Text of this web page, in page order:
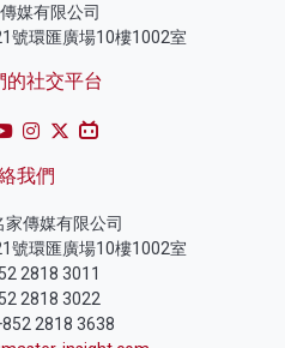
媒有限公司
號環匯廣場10樓1002室
的社交平台
我們
家傳媒有限公司
號環匯廣場10樓1002室
2818 3011
2818 3022
2818 3638